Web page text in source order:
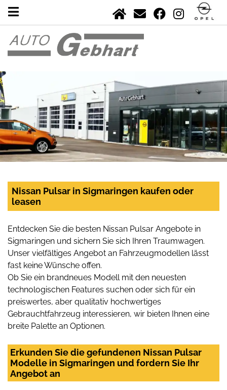
Nissan Pulsar in Sigmaringen kaufen oder
leasen
Entdecken Sie die besten Nissan Pulsar Angebote in
Sigmaringen und sichern Sie sich Ihren Traumwagen.
Unser vielfältiges Angebot an Fahrzeugmodellen lässt
fast keine Wünsche offen.
Ob Sie ein brandneues Modell mit den neuesten
technologischen Features suchen oder sich für ein
preiswertes, aber qualitativ hochwertiges
Gebrauchtfahrzeug interessieren, wir bieten Ihnen eine
breite Palette an Optionen.
Erkunden Sie die gefundenen Nissan Pulsar
Modelle in Sigmaringen und fordern Sie Ihr
Angebot an